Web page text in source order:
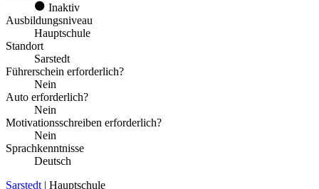
Inaktiv
Ausbildungsniveau
Hauptschule
Standort
Sarstedt
Führerschein erforderlich?
Nein
Auto erforderlich?
Nein
Motivationsschreiben erforderlich?
Nein
Sprachkenntnisse
Deutsch
Sarstedt | Hauptschule